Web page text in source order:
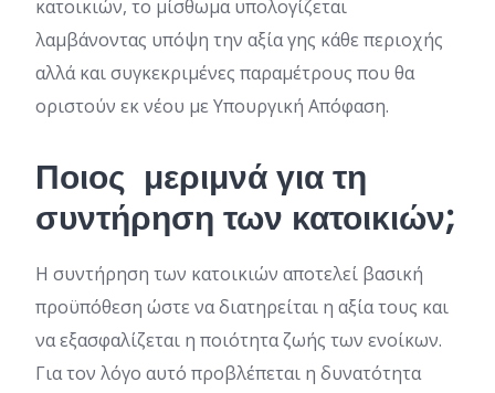
κατοικιών, το μίσθωμα υπολογίζεται
λαμβάνοντας υπόψη την αξία γης κάθε περιοχής
αλλά και συγκεκριμένες παραμέτρους που θα
οριστούν εκ νέου με Υπουργική Απόφαση.
Ποιος μεριμνά για τη
συντήρηση των κατοικιών;
Η συντήρηση των κατοικιών αποτελεί βασική
προϋπόθεση ώστε να διατηρείται η αξία τους και
να εξασφαλίζεται η ποιότητα ζωής των ενοίκων.
Για τον λόγο αυτό προβλέπεται η δυνατότητα